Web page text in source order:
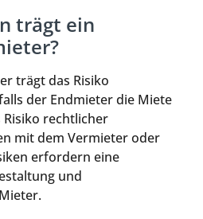
trägt ein
trägt das Risiko
der Endmieter die Miete
rechtlicher
mit dem Vermieter oder
erfordern eine
und